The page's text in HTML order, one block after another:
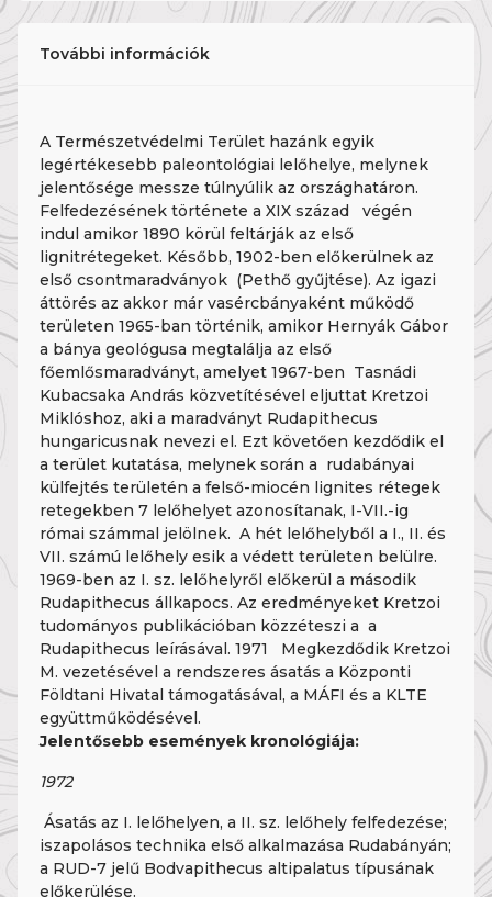
További információk
A Természetvédelmi Terület hazánk egyik
legértékesebb paleontológiai lelőhelye, melynek
jelentősége messze túlnyúlik az országhatáron.
Felfedezésének története a XIX század végén
indul amikor 1890 körül feltárják az első
lignitrétegeket. Később, 1902-ben előkerülnek az
első csontmaradványok (Pethő gyűjtése). Az igazi
áttörés az akkor már vasércbányaként működő
területen 1965-ban történik, amikor Hernyák Gábor
a bánya geológusa megtalálja az első
főemlősmaradványt, amelyet 1967-ben Tasnádi
Kubacsaka András közvetítésével eljuttat Kretzoi
Miklóshoz, aki a maradványt Rudapithecus
hungaricusnak nevezi el. Ezt követően kezdődik el
a terület kutatása, melynek során a rudabányai
külfejtés területén a felső-miocén lignites rétegek
retegekben 7 lelőhelyet azonosítanak, I-VII.-ig
római számmal jelölnek. A hét lelőhelyből a I., II. és
VII. számú lelőhely esik a védett területen belülre.
1969-ben az I. sz. lelőhelyről előkerül a második
Rudapithecus állkapocs. Az eredményeket Kretzoi
tudományos publikációban közzéteszi a a
Rudapithecus leírásával. 1971 Megkezdődik Kretzoi
M. vezetésével a rendszeres ásatás a Központi
Földtani Hivatal támogatásával, a MÁFI és a KLTE
együttműködésével.
Jelentősebb események kronológiája:
1972
Ásatás az I. lelőhelyen, a II. sz. lelőhely felfedezése;
iszapolásos technika első alkalmazása Rudabányán;
a RUD-7 jelű Bodvapithecus altipalatus típusának
előkerülése.